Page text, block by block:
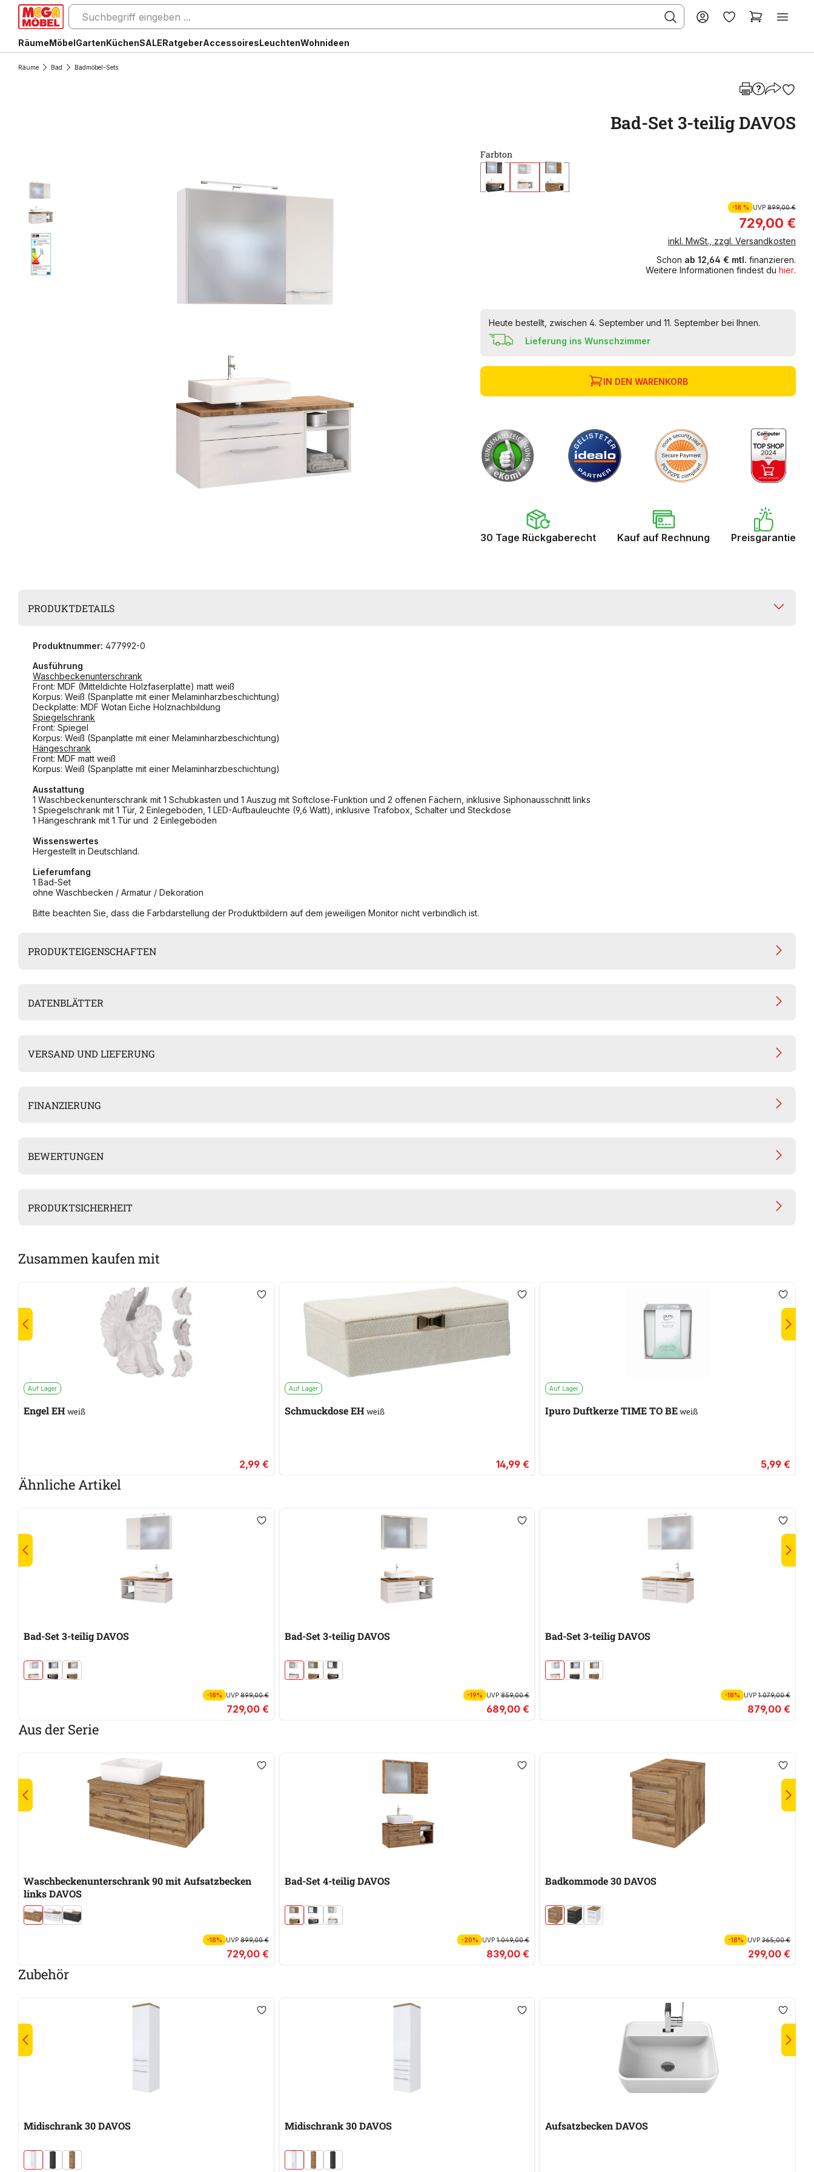
RäumeMöbelGartenKüchenSALERatgeberAccessoiresLeuchtenWohnideen
Räume Bad Badmöbel-Sets
Bad-Set 3-teilig DAVOS
Farbton
-18 % UVP 899,00 €
729,00 €
inkl. MwSt., zzgl. Versandkosten
Schon ab 12,64 € mtl. finanzieren.
Weitere Informationen findest du hier.
Heute bestellt, zwischen 4. September und 11. September bei Ihnen.
Lieferung ins Wunschzimmer
IN DEN WARENKORB
30 Tage Rückgaberecht Kauf auf Rechnung Preisgarantie
PRODUKTDETAILS
Produktnummer: 477992-0
Ausführung
Waschbeckenunterschrank
Front: MDF (Mitteldichte Holzfaserplatte) matt weiß
Korpus: Weiß (Spanplatte mit einer Melaminharzbeschichtung)
Deckplatte: MDF Wotan Eiche Holznachbildung
Spiegelschrank
Front: Spiegel
Korpus: Weiß (Spanplatte mit einer Melaminharzbeschichtung)
Hängeschrank
Front: MDF matt weiß
Korpus: Weiß (Spanplatte mit einer Melaminharzbeschichtung)
Ausstattung
1 Waschbeckenunterschrank mit 1 Schubkasten und 1 Auszug mit Softclose-Funktion und 2 offenen Fächern, inklusive Siphonausschnitt links
1 Spiegelschrank mit 1 Tür, 2 Einlegeböden, 1 LED-Aufbauleuchte (9,6 Watt), inklusive Trafobox, Schalter und Steckdose
1 Hängeschrank mit 1 Tür und 2 Einlegeböden
Wissenswertes
Hergestellt in Deutschland.
Lieferumfang
1 Bad-Set
ohne Waschbecken / Armatur / Dekoration
Bitte beachten Sie, dass die Farbdarstellung der Produktbildern auf dem jeweiligen Monitor nicht verbindlich ist.
PRODUKTEIGENSCHAFTEN
DATENBLÄTTER
VERSAND UND LIEFERUNG
FINANZIERUNG
BEWERTUNGEN
PRODUKTSICHERHEIT
Zusammen kaufen mit
Auf Lager
Engel EH weiß
2,99 €
Auf Lager
Schmuckdose EH weiß
14,99 €
Auf Lager
Ipuro Duftkerze TIME TO BEweiß
5,99 €
Ähnliche Artikel
Bad-Set 3-teilig DAVOS
-18% UVP899,00 €
729,00 €
Bad-Set 3-teilig DAVOS
-19% UVP859,00 €
689,00 €
Bad-Set 3-teilig DAVOS
-18% UVP 1.079,00 €
879,00 €
Aus der Serie
Waschbeckenunterschrank 90 mit Aufsatzbecken
links DAVOS
-18% UVP899,00 €
729,00 €
Bad-Set 4-teilig DAVOS
-20% UVP1.049,00 €
839,00 €
Badkommode 30 DAVOS
-18% UVP 365,00 €
299,00 €
Zubehör
Midischrank 30 DAVOS Midischrank 30 DAVOS Aufsatzbecken DAVOS